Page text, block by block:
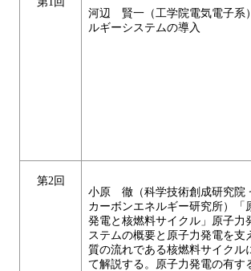
河辺 賢一（工学院電気電子系
ルギーシステムの導入
第2回
小原 徹（科学技術創成研究院
カーボンエネルギー研究所）「
発電と核燃料サイクル」原子力
ステムの概要と原子力発電を支
質の流れである核燃料サイクル
て解説する。原子力発電の有す